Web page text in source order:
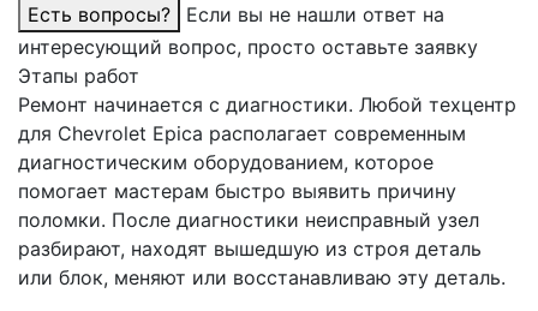
Есть вопросы?
Если вы не нашли ответ на
интересующий вопрос, просто оставьте заявку
Этапы работ
Ремонт начинается с диагностики. Любой техцентр
для Chevrolet Epica располагает современным
диагностическим оборудованием, которое
помогает мастерам быстро выявить причину
поломки. После диагностики неисправный узел
разбирают, находят вышедшую из строя деталь
или блок, меняют или восстанавливаю эту деталь.